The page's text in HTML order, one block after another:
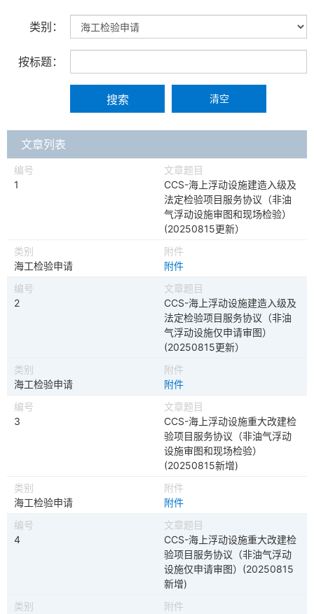
类别：
按标题：
清空
文章列表
1
CCS-海上浮动设施建造入级及
法定检验项目服务协议（非油
气浮动设施审图和现场检验）
(20250815更新）
海工检验申请 附件
2
CCS-海上浮动设施建造入级及
法定检验项目服务协议（非油
气浮动设施仅申请审图）
(20250815更新）
海工检验申请 附件
3
CCS-海上浮动设施重大改建检
验项目服务协议（非油气浮动
设施审图和现场检验）
(20250815新增)
海工检验申请 附件
4
CCS-海上浮动设施重大改建检
验项目服务协议（非油气浮动
设施仅申请审图）(20250815
新增)